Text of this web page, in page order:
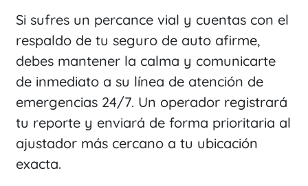
Si sufres un percance vial y cuentas con el
respaldo de tu seguro de auto afirme,
debes mantener la calma y comunicarte
de inmediato a su línea de atención de
emergencias 24/7. Un operador registrará
tu reporte y enviará de forma prioritaria al
ajustador más cercano a tu ubicación
exacta.